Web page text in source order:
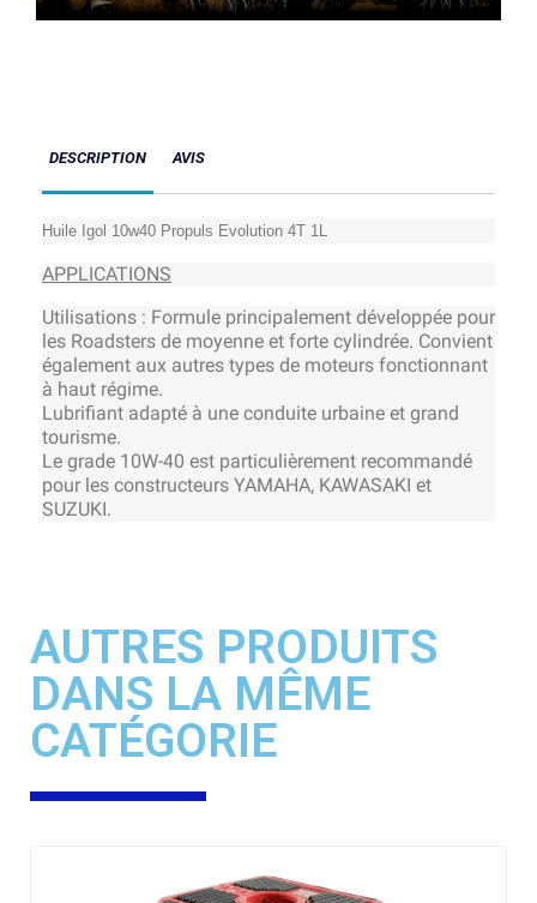
DESCRIPTION AVIS
Huile Igol 10w40 Propuls Evolution 4T 1L
APPLICATIONS
Utilisations : Formule principalement développée pour
les Roadsters de moyenne et forte cylindrée. Convient
également aux autres types de moteurs fonctionnant
à haut régime.
Lubrifiant adapté à une conduite urbaine et grand
tourisme.
Le grade 10W-40 est particulièrement recommandé
pour les constructeurs YAMAHA, KAWASAKI et
SUZUKI.
AUTRES PRODUITS
DANS LA MÊME
CATÉGORIE